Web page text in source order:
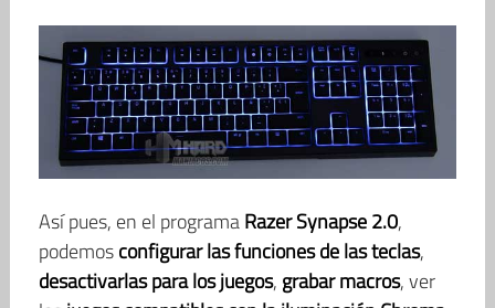
Así pues, en el programaRazer Synapse 2.0,
podemosconfigurar las funciones de las teclas,
desactivarlas para los juegos, grabar macros, ver